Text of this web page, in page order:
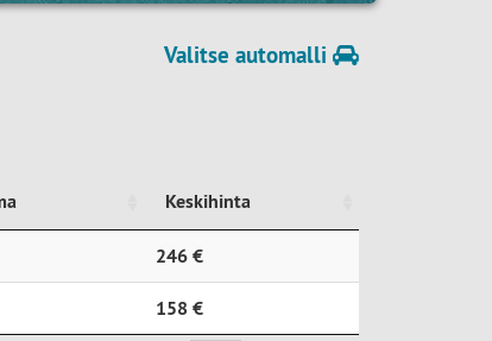
Valitse automalli
Keskihinta
Keskihinta
246 €
158 €